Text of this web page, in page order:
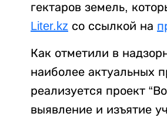
гектаров земель,
Liter.kz со ссылкой на
Как отметили в
наиболее актуальных
реализуется проект
выявление и изъятие